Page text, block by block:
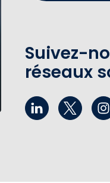
Suivez-
réseaux